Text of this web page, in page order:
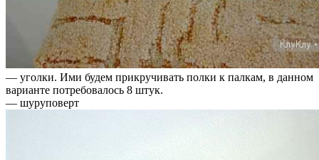
— уголки. Ими будем прикручивать полки к палкам, в данном
варианте потребовалось 8 штук.
— шуруповерт